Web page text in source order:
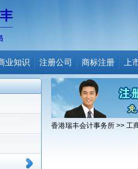
业知识 注册公司 商标注册 上
香港瑞丰会计事务所 >> 工